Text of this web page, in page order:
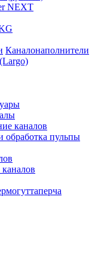
NEXT
Каналонаполнители
каналов
обработка пульпы